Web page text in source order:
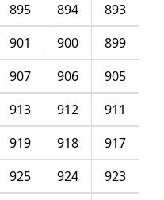
893
894
895
899
900
901
905
906
907
911
912
913
917
918
919
923
924
925